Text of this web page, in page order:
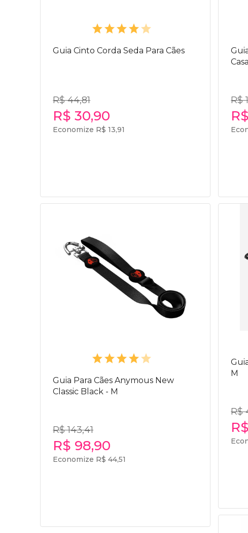
Guia Cinto Corda Seda Para Cães
R$ 44,81
R$ 30,90
Economize R$ 13,91
R$
Guia Para Cães Anymous New
Classic Black - M
R$ 143,41
R$ 98,90
Economize R$ 44,51
M
R$